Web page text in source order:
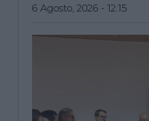
6 Agosto, 2026 - 12:15